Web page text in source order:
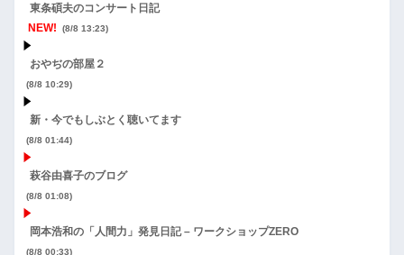
東条碩夫のコンサート日記
NEW!
(8/8 13:23)
おやぢの部屋２
(8/8 10:29)
新・今でもしぶとく聴いてます
(8/8 01:44)
萩谷由喜子のブログ
(8/8 01:08)
岡本浩和の「人間力」発見日記 – ワークショップZERO
(8/8 00:33)